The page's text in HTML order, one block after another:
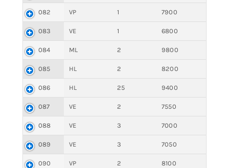
082 VP 1 7900
083 VE 1 6800
084 ML 2 9800
085 HL 2 8200
086 HL 25 9400
087 VE 2 7550
088 VE 3 7000
089 VE 3 7050
090 VP 2 8100